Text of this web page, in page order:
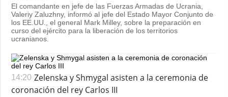
El comandante en jefe de las Fuerzas Armadas de Ucrania,
Valeriy Zaluzhny, informó al jefe del Estado Mayor Conjunto de
los EE.UU., el general Mark Milley, sobre la preparación en
curso del ejército para la liberación de los territorios
ucranianos.
14:20 Zelenska y Shmygal asisten a la ceremonia de
coronación del rey Carlos III